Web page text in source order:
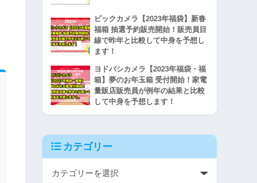
ビックカメラ【2023年福袋】新春
福箱 抽選予約販売開始！販売員目
線で昨年と比較して中身を予想し
ます！
ヨドバシカメラ【2023年福袋・福
箱】夢のお年玉箱 受付開始！家電
量販店販売員が例年の結果と比較
して中身を予想します！
カテゴリー